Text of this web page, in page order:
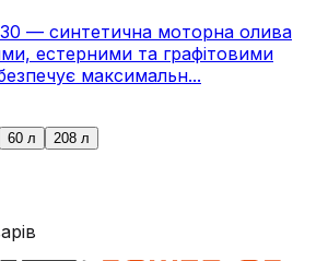
— синтетична моторна олива
естерними та графітовими
максимальн...
60 л 208 л